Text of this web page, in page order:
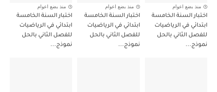
منذ بضع اعوام
اختبار السنة الخامسة
ابتدائي في الرياضيات
للفصل الثاني بالحل
نموذج...
منذ بضع اعوام
اختبار السنة الخامسة
ابتدائي في الرياضيات
للفصل الثاني بالحل
نموذج...
منذ بضع اعوام
اختبار السنة الخامسة
ابتدائي في الرياضيات
للفصل الثاني بالحل
نموذج...